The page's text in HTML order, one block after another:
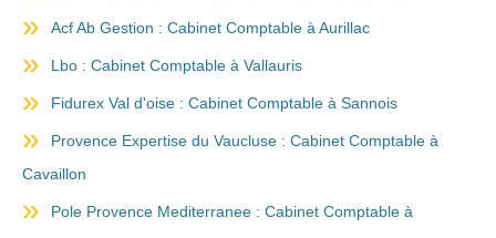
Acf Ab Gestion : Cabinet Comptable à Aurillac
Lbo : Cabinet Comptable à Vallauris
Fidurex Val d'oise : Cabinet Comptable à Sannois
Provence Expertise du Vaucluse : Cabinet Comptable à
Cavaillon
Pole Provence Mediterranee : Cabinet Comptable à